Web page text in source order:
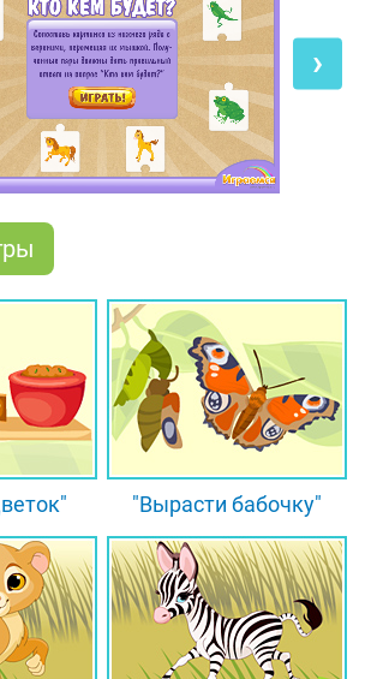
игру"Кто кем будет?".
картинки из нижнего ряда
образовались логически
Пройди игру и обязательно
понравилась она тебе или
›
"Вырасти бабочку"